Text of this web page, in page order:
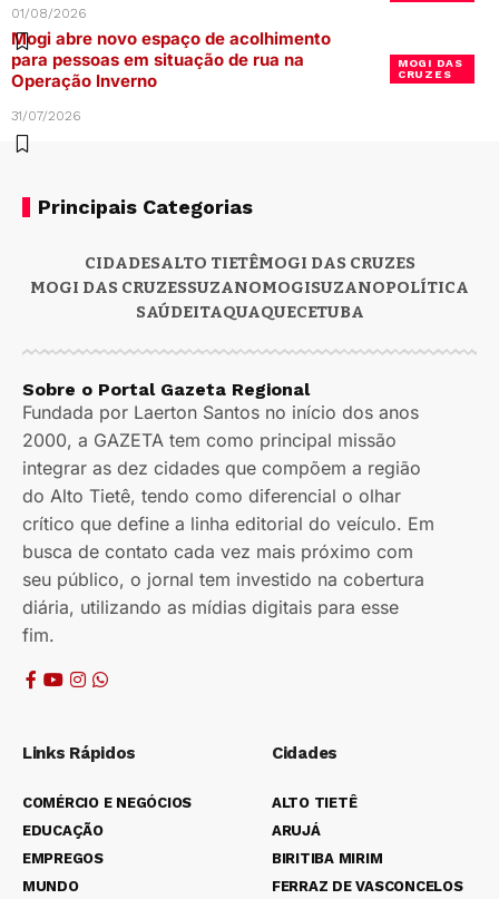
01/08/2026
MOGI DAS
CRUZES
Mogi abre novo espaço de acolhimento
para pessoas em situação de rua na
Operação Inverno
31/07/2026
Principais Categorias
CIDADESALTO TIETÊMOGI DAS CRUZES
MOGI DAS CRUZESSUZANOMOGISUZANOPOLÍTICA
SAÚDEITAQUAQUECETUBA
Sobre o Portal Gazeta Regional
Fundada por Laerton Santos no início dos anos
2000, a GAZETA tem como principal missão
integrar as dez cidades que compõem a região
do Alto Tietê, tendo como diferencial o olhar
crítico que define a linha editorial do veículo. Em
busca de contato cada vez mais próximo com
seu público, o jornal tem investido na cobertura
diária, utilizando as mídias digitais para esse
fim.
Links Rápidos
COMÉRCIO E NEGÓCIOS
EDUCAÇÃO
EMPREGOS
MUNDO
Cidades
ALTO TIETÊ
ARUJÁ
BIRITIBA MIRIM
FERRAZ DE VASCONCELOS